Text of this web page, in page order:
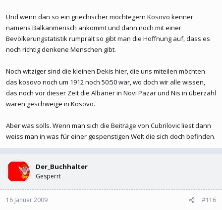
------------------------------------------------------------------
staatlichen Druck beguenstigte Auswanderung von Albanern in die
Tuerkei, auch durch Versuche der Assimilierung suchte man daher
den Jahrhunderten der osmanischen Herrschaft durch albanische
Zuwanderung und serbische Abwanderung immer mehr
zugunsten der Albaner veraendert hatten, wieder zugunsten der
serbischen Bevoelkerung zu veraendern.
Tito schlug sich auf die Seite dieses Fluegels und ebnete damit
dem Kurswechsel in der Nationalitaetenpolitik den Weg. Die
Entmachtung des zweiten Mannes hinter Tito, Aleksandar Rankovic,
fuer die Politik der Unterduerckung im Kosovo verantwortlich
gewesen war, symbolisierte 1966 diesen
nationalitaetenpolitischen Wechsel.
Und wenn dan so ein griechischer möchtegern Kosovo kenner
namens Balkanmensch ankommt und dann noch mit einer
Bevölkerungstatistik rumpralt so gibt man die Hoffnung auf, dass es
noch richtig denkene Menschen gibt.
Noch witziger sind die kleinen Dekis hier, die uns miteilen möchten
das kosovo noch um 1912 noch 50:50 war, wo doch wir alle wissen,
das noch vor dieser Zeit die Albaner in Novi Pazar und Nis in überzahl
waren geschweige in Kosovo.
Aber was solls. Wenn man sich die Beiträge von Cubrilovic liest dann
weiss man in was für einer gespenstigen Welt die sich doch befinden.
Der_Buchhalter
Gesperrt
16 Januar 2009 #116